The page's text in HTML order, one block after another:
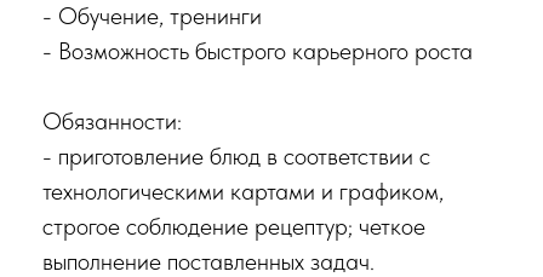
- Обучение, тренинги
- Возможность быстрого карьерного роста
Обязанности:
- приготовление блюд в соответствии с
технологическими картами и графиком,
строгое соблюдение рецептур; четкое
выполнение поставленных задач.